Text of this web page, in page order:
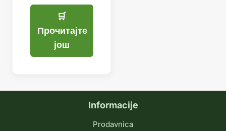
Прочитајте
још
Informacije
Prodavnica